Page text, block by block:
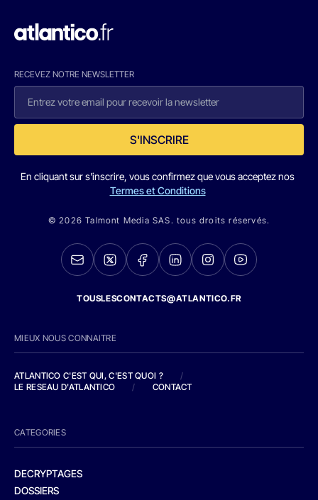
RECEVEZ NOTRE NEWSLETTER
S'INSCRIRE
En cliquant sur s'inscrire, vous confirmez que vous acceptez nos
Termes et Conditions
© 2026 Talmont Media SAS. tous droits réservés.
TOUSLESCONTACTS@ATLANTICO.FR
MIEUX NOUS CONNAITRE
ATLANTICO C'EST QUI, C'EST QUOI ?
/
LE RESEAU D'ATLANTICO
/ CONTACT
CATEGORIES
DECRYPTAGES
DOSSIERS